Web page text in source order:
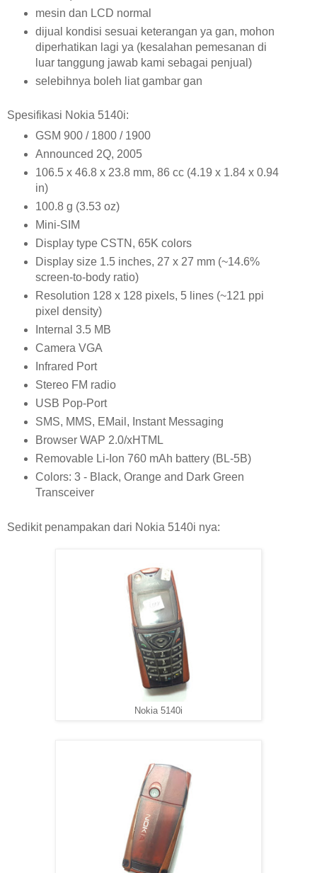
mesin dan LCD normal
dijual kondisi sesuai keterangan ya gan, mohon
diperhatikan lagi ya (kesalahan pemesanan di
luar tanggung jawab kami sebagai penjual)
selebihnya boleh liat gambar gan
Spesifikasi Nokia 5140i:
GSM 900 / 1800 / 1900
Announced 2Q, 2005
106.5 x 46.8 x 23.8 mm, 86 cc (4.19 x 1.84 x 0.94
in)
100.8 g (3.53 oz)
Mini-SIM
Display type CSTN, 65K colors
Display size 1.5 inches, 27 x 27 mm (~14.6%
screen-to-body ratio)
Resolution 128 x 128 pixels, 5 lines (~121 ppi
pixel density)
Internal 3.5 MB
Camera VGA
Infrared Port
Stereo FM radio
USB Pop-Port
SMS, MMS, EMail, Instant Messaging
Browser WAP 2.0/xHTML
Removable Li-Ion 760 mAh battery (BL-5B)
Colors: 3 - Black, Orange and Dark Green
Transceiver
Sedikit penampakan dari Nokia 5140i nya:
Nokia 5140i